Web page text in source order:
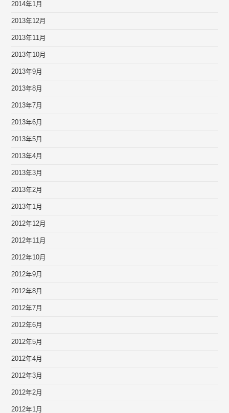
2014年1月
2013年12月
2013年11月
2013年10月
2013年9月
2013年8月
2013年7月
2013年6月
2013年5月
2013年4月
2013年3月
2013年2月
2013年1月
2012年12月
2012年11月
2012年10月
2012年9月
2012年8月
2012年7月
2012年6月
2012年5月
2012年4月
2012年3月
2012年2月
2012年1月